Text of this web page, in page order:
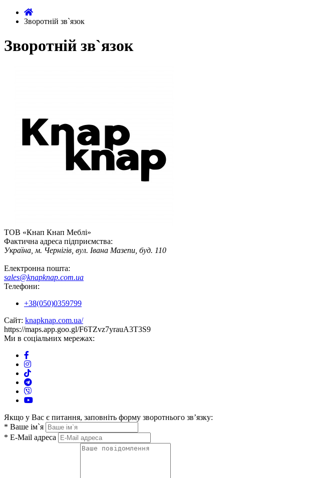
Зворотній зв`язок
Зворотній зв`язок
ТОВ «Кнап Кнап Меблі»
Фактична адреса підприємства:
Україна, м. Чернігів, вул. Івана Мазепи, буд. 110
Електронна пошта:
sales@knapknap.com.ua
Телефони:
+38(050)0359799
Сайт: knapknap.com.ua/
https://maps.app.goo.gl/F6TZvz7yrauA3T3S9
Ми в соціальних мережах:
Якщо у Вас є питання, заповніть форму зворотнього зв’язку:
* Ваше ім`я
* E-Mail адреса